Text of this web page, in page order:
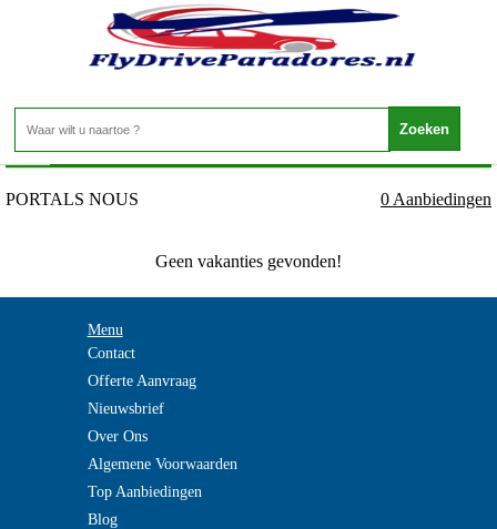
Spanje - Mallorca - PORTALS NOUS
Home>
PORTALS NOUS 0 Aanbiedingen
Geen vakanties gevonden!
Menu
Contact
Offerte Aanvraag
Nieuwsbrief
Over Ons
Algemene Voorwaarden
Top Aanbiedingen
Blog